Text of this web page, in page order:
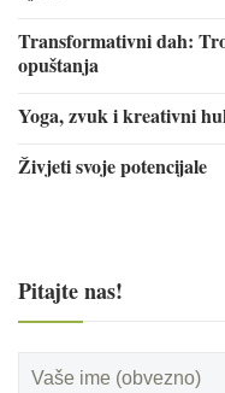
Transformativni dah:
opuštanja
Yoga, zvuk i kreativni
Živjeti svoje potencijale
Pitajte nas!